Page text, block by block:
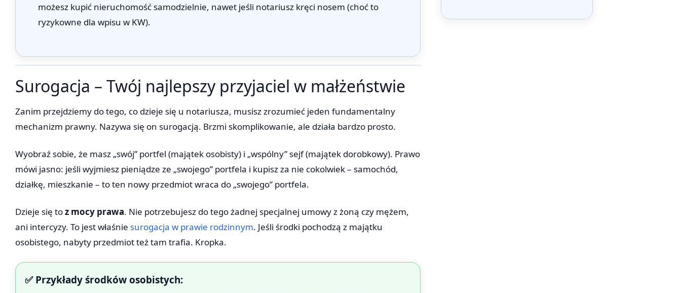
możesz kupić nieruchomość samodzielnie, nawet jeśli notariusz kręci nosem (choć to
ryzykowne dla wpisu w KW).
Surogacja – Twój najlepszy przyjaciel w małżeństwie
Zanim przejdziemy do tego, co dzieje się u notariusza, musisz zrozumieć jeden fundamentalny
mechanizm prawny. Nazywa się on surogacją. Brzmi skomplikowanie, ale działa bardzo prosto.
Wyobraź sobie, że masz „swój” portfel (majątek osobisty) i „wspólny” sejf (majątek dorobkowy). Prawo
mówi jasno: jeśli wyjmiesz pieniądze ze „swojego” portfela i kupisz za nie cokolwiek – samochód,
działkę, mieszkanie – to ten nowy przedmiot wraca do „swojego” portfela.
Dzieje się toz mocy prawa. Nie potrzebujesz do tego żadnej specjalnej umowy z żoną czy mężem,
ani intercyzy. To jest właśnie surogacja w prawie rodzinnym. Jeśli środki pochodzą z majątku
osobistego, nabyty przedmiot też tam trafia. Kropka.
✅ Przykłady środków osobistych: